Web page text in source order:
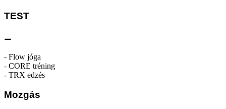
TEST
⚊
- Flow jóga
- CORE tréning
- TRX edzés
Mozgás